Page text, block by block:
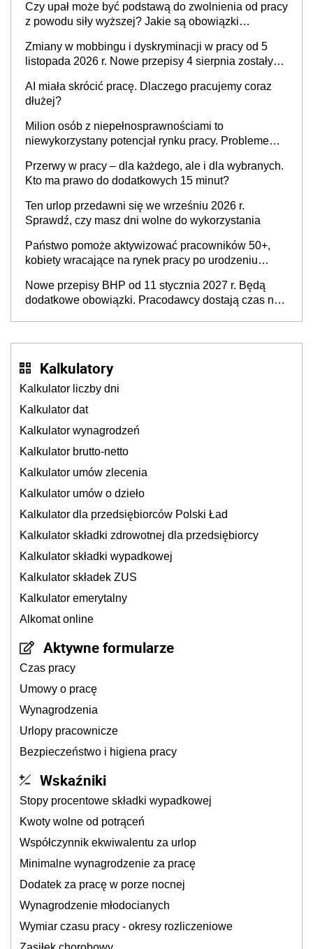
Czy upał może być podstawą do zwolnienia od pracy
z powodu siły wyższej? Jakie są obowiązki
Zmiany w mobbingu i dyskryminacji w pracy od 5
listopada 2026 r. Nowe przepisy 4 sierpnia zostały
AI miała skrócić pracę. Dlaczego pracujemy coraz
dłużej?
Milion osób z niepełnosprawnościami to
niewykorzystany potencjał rynku pracy. Problemem
refundacji, ale bariery po stronie systemu i
świadomości pracodawców [WYWIAD]
Przerwy w pracy – dla każdego, ale i dla wybranych.
Kto ma prawo do dodatkowych 15 minut?
Ten urlop przedawni się we wrześniu 2026 r.
Sprawdź, czy masz dni wolne do wykorzystania
Państwo pomoże aktywizować pracowników 50+,
kobiety wracające na rynek pracy po urodzeniu
neuroatypowe. Powstanie Fundusz na rzecz
Inkluzywności w Zatrudnianiu?
Nowe przepisy BHP od 11 stycznia 2027 r. Będą
dodatkowe obowiązki. Pracodawcy dostają czas na
Kalkulatory
Kalkulator liczby dni
Kalkulator dat
Kalkulator wynagrodzeń
Kalkulator brutto-netto
Kalkulator umów zlecenia
Kalkulator umów o dzieło
Kalkulator dla przedsiębiorców Polski Ład
Kalkulator składki zdrowotnej dla przedsiębiorcy
Kalkulator składki wypadkowej
Kalkulator składek ZUS
Kalkulator emerytalny
Alkomat online
Aktywne formularze
Czas pracy
Umowy o pracę
Wynagrodzenia
Urlopy pracownicze
Bezpieczeństwo i higiena pracy
Wskaźniki
Stopy procentowe składki wypadkowej
Kwoty wolne od potrąceń
Współczynnik ekwiwalentu za urlop
Minimalne wynagrodzenie za pracę
Dodatek za pracę w porze nocnej
Wynagrodzenie młodocianych
Wymiar czasu pracy - okresy rozliczeniowe